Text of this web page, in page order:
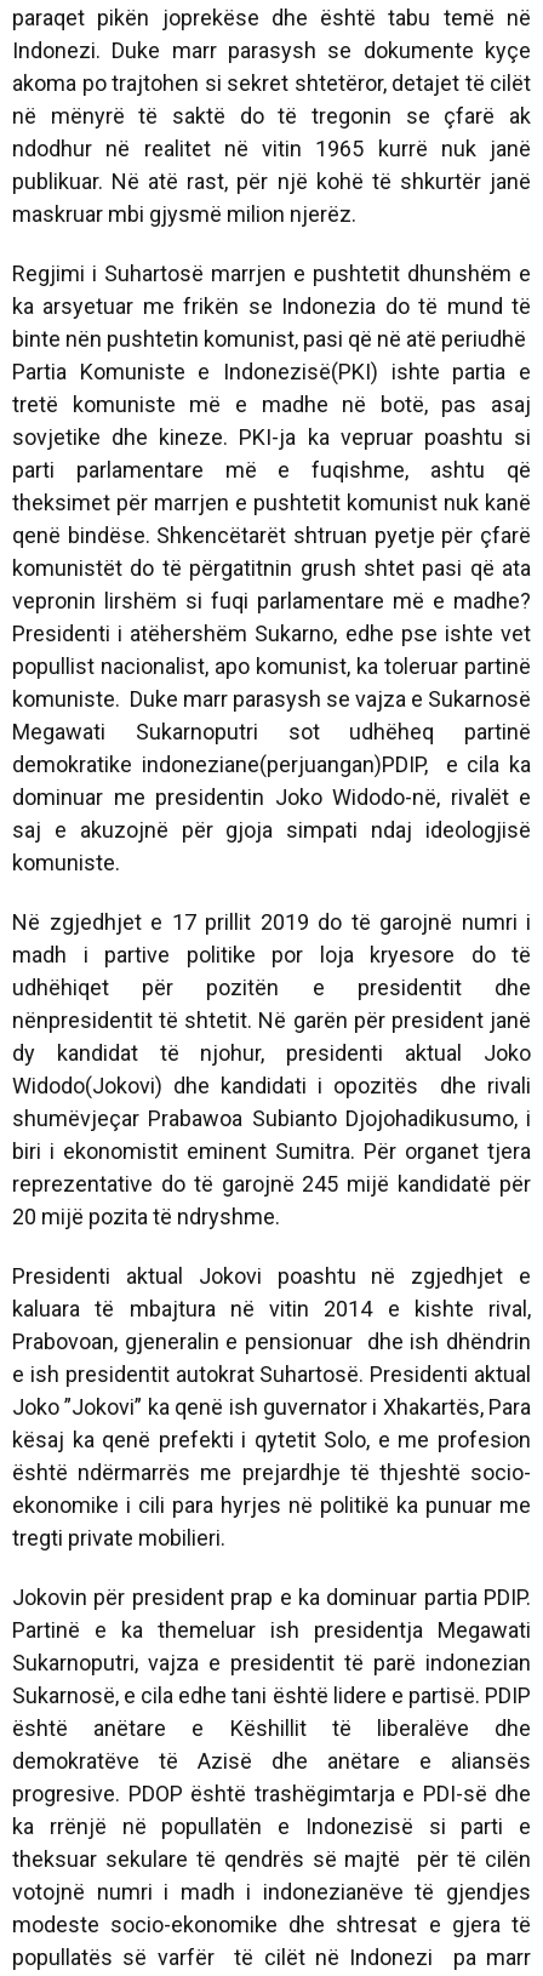
paraqet pikën joprekëse dhe është tabu temë në
Indonezi. Duke marr parasysh se dokumente kyçe
akoma po trajtohen si sekret shtetëror, detajet të cilët
në mënyrë të saktë do të tregonin se çfarë ak
ndodhur në realitet në vitin 1965 kurrë nuk janë
publikuar. Në atë rast, për një kohë të shkurtër janë
maskruar mbi gjysmë milion njerëz.
Regjimi i Suhartosë marrjen e pushtetit dhunshëm e
ka arsyetuar me frikën se Indonezia do të mund të
binte nën pushtetin komunist, pasi që në atë periudhë
Partia Komuniste e Indonezisë(PKI) ishte partia e
tretë komuniste më e madhe në botë, pas asaj
sovjetike dhe kineze. PKI-ja ka vepruar poashtu si
parti parlamentare më e fuqishme, ashtu që
theksimet për marrjen e pushtetit komunist nuk kanë
qenë bindëse. Shkencëtarët shtruan pyetje për çfarë
komunistët do të përgatitnin grush shtet pasi që ata
vepronin lirshëm si fuqi parlamentare më e madhe?
Presidenti i atëhershëm Sukarno, edhe pse ishte vet
popullist nacionalist, apo komunist, ka toleruar partinë
komuniste. Duke marr parasysh se vajza e Sukarnosë
Megawati Sukarnoputri sot udhëheq partinë
demokratike indoneziane(perjuangan)PDIP, e cila ka
dominuar me presidentin Joko Widodo-në, rivalët e
saj e akuzojnë për gjoja simpati ndaj ideologjisë
komuniste.
Në zgjedhjet e 17 prillit 2019 do të garojnë numri i
madh i partive politike por loja kryesore do të
udhëhiqet për pozitën e presidentit dhe
nënpresidentit të shtetit. Në garën për president janë
dy kandidat të njohur, presidenti aktual Joko
Widodo(Jokovi) dhe kandidati i opozitës dhe rivali
shumëvjeçar Prabawoa Subianto Djojohadikusumo, i
biri i ekonomistit eminent Sumitra. Për organet tjera
reprezentative do të garojnë 245 mijë kandidatë për
20 mijë pozita të ndryshme.
Presidenti aktual Jokovi poashtu në zgjedhjet e
kaluara të mbajtura në vitin 2014 e kishte rival,
Prabovoan, gjeneralin e pensionuar dhe ish dhëndrin
e ish presidentit autokrat Suhartosë. Presidenti aktual
Joko ”Jokovi” ka qenë ish guvernator i Xhakartës, Para
kësaj ka qenë prefekti i qytetit Solo, e me profesion
është ndërmarrës me prejardhje të thjeshtë socio-
ekonomike i cili para hyrjes në politikë ka punuar me
tregti private mobilieri.
Jokovin për president prap e ka dominuar partia PDIP.
Partinë e ka themeluar ish presidentja Megawati
Sukarnoputri, vajza e presidentit të parë indonezian
Sukarnosë, e cila edhe tani është lidere e partisë. PDIP
është anëtare e Këshillit të liberalëve dhe
demokratëve të Azisë dhe anëtare e aliansës
progresive. PDOP është trashëgimtarja e PDI-së dhe
ka rrënjë në popullatën e Indonezisë si parti e
theksuar sekulare të qendrës së majtë për të cilën
votojnë numri i madh i indonezianëve të gjendjes
modeste socio-ekonomike dhe shtresat e gjera të
popullatës së varfër të cilët në Indonezi pa marr